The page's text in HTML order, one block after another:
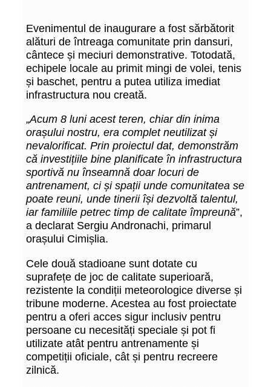
Evenimentul de inaugurare a fost sărbătorit
alături de întreaga comunitate prin dansuri,
cântece și meciuri demonstrative. Totodată,
echipele locale au primit mingi de volei, tenis
și baschet, pentru a putea utiliza imediat
infrastructura nou creată.
„Acum 8 luni acest teren, chiar din inima
orașului nostru, era complet neutilizat și
nevalorificat. Prin proiectul dat, demonstrăm
că investițiile bine planificate în infrastructura
sportivă nu înseamnă doar locuri de
antrenament, ci și spații unde comunitatea se
poate reuni, unde tinerii își dezvoltă talentul,
iar familiile petrec timp de calitate împreună”,
a declarat Sergiu Andronachi, primarul
orașului Cimișlia.
Cele două stadioane sunt dotate cu
suprafețe de joc de calitate superioară,
rezistente la condiții meteorologice diverse și
tribune moderne. Acestea au fost proiectate
pentru a oferi acces sigur inclusiv pentru
persoane cu necesități speciale și pot fi
utilizate atât pentru antrenamente și
competiții oficiale, cât și pentru recreere
zilnică.